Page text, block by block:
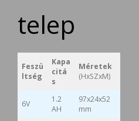
telep
Feszü
ltség
Kapa
citá
s
Méretek
(HxSZxM)
6V
1.2
AH
97x24x52
mm